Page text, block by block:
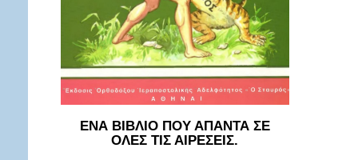
ΕΝΑ ΒΙΒΛΙΟ ΠΟΥ ΑΠΑΝΤΑ ΣΕ
ΟΛΕΣ ΤΙΣ ΑΙΡΕΣΕΙΣ.